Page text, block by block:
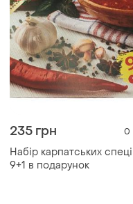
235 грн 0
Набір карпатських
9+1 в подарунок